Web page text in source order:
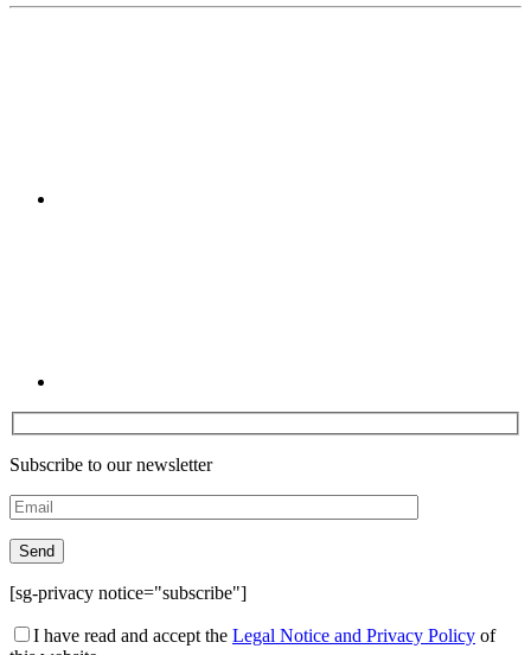
Subscribe to our newsletter
[sg-privacy notice="subscribe"]
I have read and accept the Legal Notice and Privacy Policy of